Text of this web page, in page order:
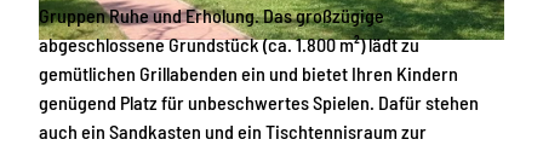
©webclient4.deskline.net/SAC/de/Login |&ensp ;CC-BY-SA
Gruppen Ruhe und Erholung. Das großzügige
abgeschlossene Grundstück (ca. 1.800 m²) lädt zu
gemütlichen Grillabenden ein und bietet Ihren Kindern
genügend Platz für unbeschwertes Spielen. Dafür stehen
auch ein Sandkasten und ein Tischtennisraum zur